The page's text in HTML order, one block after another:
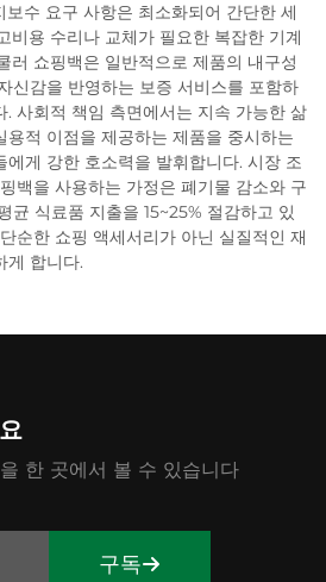
수 요구 사항은 최소화되어 간단한 세
비용 수리나 교체가 필요한 복잡한 기계
러 쇼핑백은 일반적으로 제품의 내구성
신감을 반영하는 보증 서비스를 포함하
. 사회적 책임 측면에서는 지속 가능한 삶
용적 이점을 제공하는 제품을 중시하는
에게 강한 호소력을 발휘합니다. 시장 조
백을 사용하는 가정은 폐기물 감소와 구
균 식료품 지출을 15~25% 절감하고 있
순한 쇼핑 액세서리가 아닌 실질적인 재
게 합니다.
한 곳에서 볼 수 있습니다
구독